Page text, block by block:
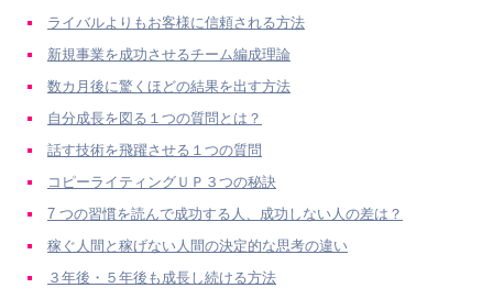
ライバルよりもお客様に信頼される方法
新規事業を成功させるチーム編成理論
数カ月後に驚くほどの結果を出す方法
自分成長を図る１つの質問とは？
話す技術を飛躍させる１つの質問
コピーライティングＵＰ３つの秘訣
7 つの習慣を読んで成功する人、成功しない人の差は？
稼ぐ人間と稼げない人間の決定的な思考の違い
３年後・５年後も成長し続ける方法